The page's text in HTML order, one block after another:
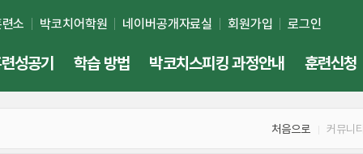
소 박코치어학원 네이버공개자료실 회원가입 로그인
성공기 학습 방법 박코치스피킹 과정안내 훈련신청
처음으로 커뮤니티